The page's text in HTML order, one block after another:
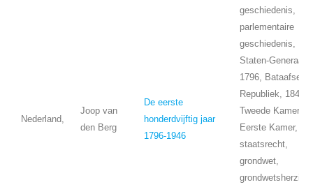
Nederland,
Joop van
den Berg
De eerste
honderdvijftig jaar
1796-1946
geschiedenis,
parlementaire
geschiedenis,
Staten-Generaal,
1796, Bataafse
Republiek, 1848,
Tweede Kamer,
Eerste Kamer,
staatsrecht,
grondwet,